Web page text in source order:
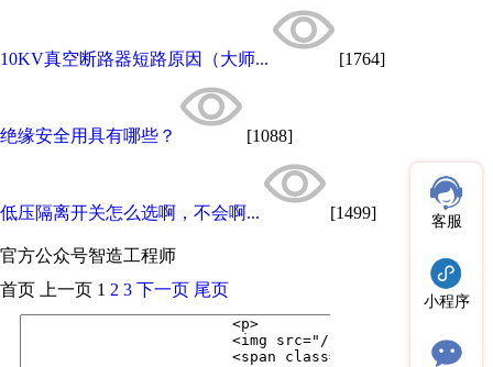
10KV真空断路器短路原因（大师... [1764]
绝缘安全用具有哪些？ [1088]
低压隔离开关怎么选啊，不会啊... [1499]
官方公众号智造工程师
客服
小程序
首页 上一页 1 2 3 下一页 尾页